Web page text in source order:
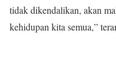
tidak dikendalikan, akan
kehidupan kita semua,”